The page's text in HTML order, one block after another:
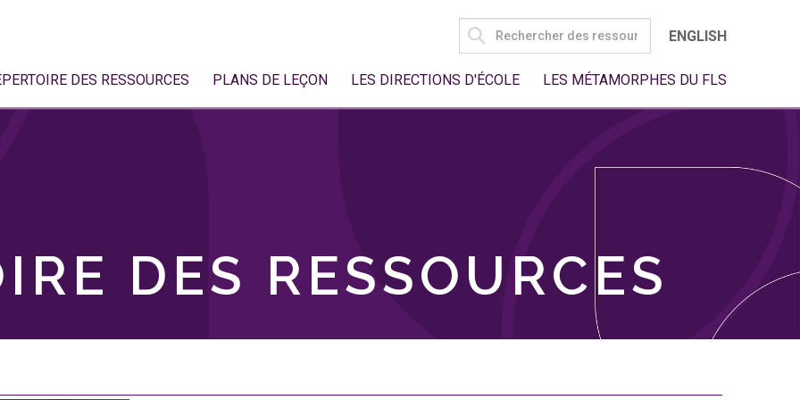
SEARCH
FOR:
ENGLISH
DES RESSOURCES PLANS DE LEÇON LES DIRECTIONS D'ÉCOLE LES MÉTAMORPHES DU FLS
DES RESSOURCES